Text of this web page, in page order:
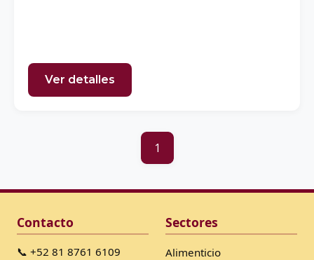
Ver detalles
1
Contacto
📞 +52 81 8761 6109
Sectores
Alimenticio